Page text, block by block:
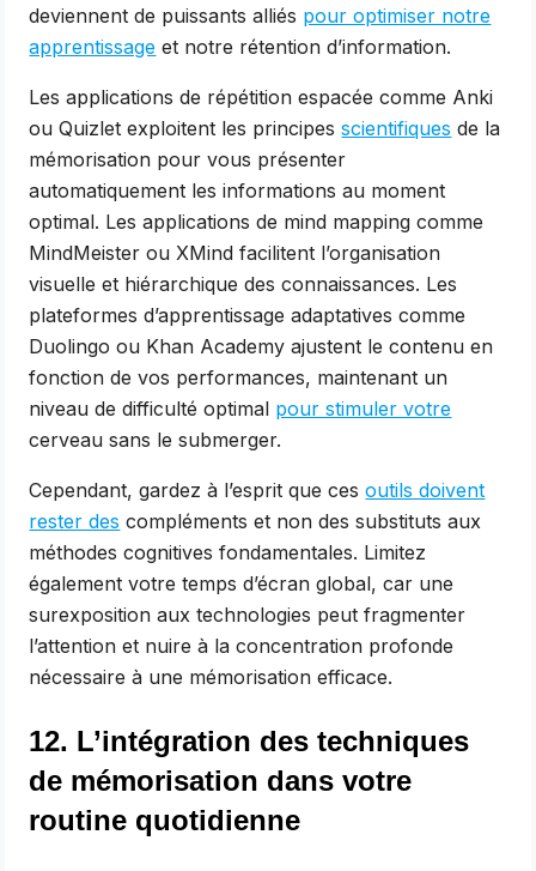
deviennent de puissants alliés pour optimiser notre
apprentissage et notre rétention d’information.
Les applications de répétition espacée comme Anki
ou Quizlet exploitent les principesscientifiques de la
mémorisation pour vous présenter
automatiquement les informations au moment
optimal. Les applications de mind mapping comme
MindMeister ou XMind facilitent l’organisation
visuelle et hiérarchique des connaissances. Les
plateformes d’apprentissage adaptatives comme
Duolingo ou Khan Academy ajustent le contenu en
fonction de vos performances, maintenant un
niveau de difficulté optimal pour stimuler votre
cerveau sans le submerger.
Cependant, gardez à l’esprit que cesoutils doivent
rester des compléments et non des substituts aux
méthodes cognitives fondamentales. Limitez
également votre temps d’écran global, car une
surexposition aux technologies peut fragmenter
l’attention et nuire à la concentration profonde
nécessaire à une mémorisation efficace.
12. L’intégration des techniques
de mémorisation dans votre
routine quotidienne